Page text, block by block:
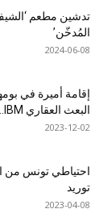
المُدخّن’
2024-06-08
إقامة أميرة في
البعث العقاري IBM...
2023-12-02
توريد
2023-04-08